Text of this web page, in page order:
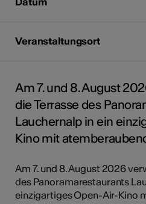
Veranstaltungsort
Am 7. und 8. August
die Terrasse des
Lauchernalp in ein
Kino mit
Am 7. und 8. August 2026
des Panoramarestaurants
einzigartiges Open-Air-Kino